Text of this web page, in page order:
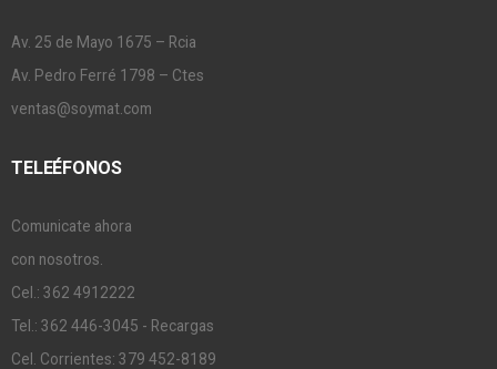
Av. 25 de Mayo 1675 – Rcia
Av. Pedro Ferré 1798 – Ctes
ventas@soymat.com
TELEÉFONOS
Comunicate ahora
con nosotros.
Cel.: 362 4912222
Tel.: 362 446-3045 - Recargas
Cel. Corrientes: 379 452-8189